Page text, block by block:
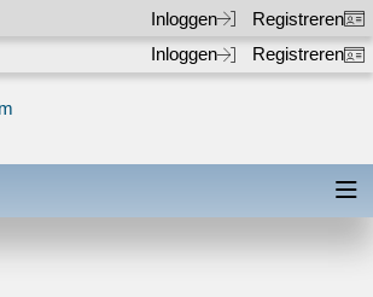
Inloggen
Registreren
Inloggen
Registreren